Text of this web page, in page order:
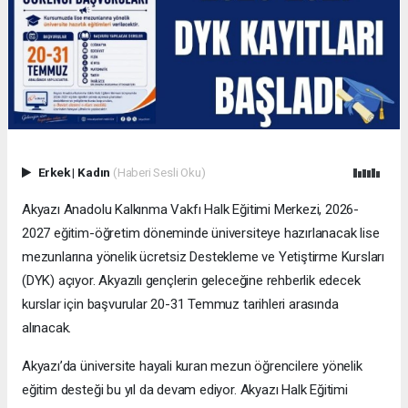
Erkek| Kadın (Haberi Sesli Oku)
Akyazı Anadolu Kalkınma Vakfı Halk Eğitimi Merkezi, 2026-
2027 eğitim-öğretim döneminde üniversiteye hazırlanacak lise
mezunlarına yönelik ücretsiz Destekleme ve Yetiştirme Kursları
(DYK) açıyor. Akyazılı gençlerin geleceğine rehberlik edecek
kurslar için başvurular 20-31 Temmuz tarihleri arasında
alınacak.
Akyazı’da üniversite hayali kuran mezun öğrencilere yönelik
eğitim desteği bu yıl da devam ediyor. Akyazı Halk Eğitimi